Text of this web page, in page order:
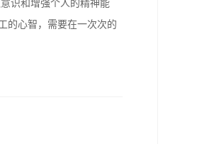
识和增强个人的精神能
的心智，需要在一次次的